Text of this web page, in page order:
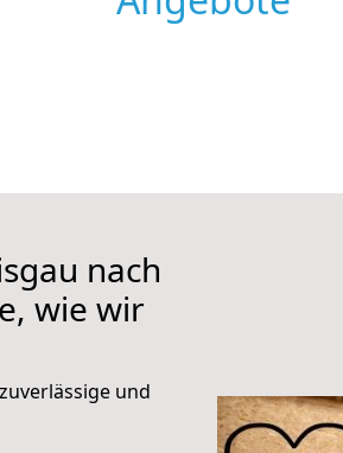
nach
wie wir
und